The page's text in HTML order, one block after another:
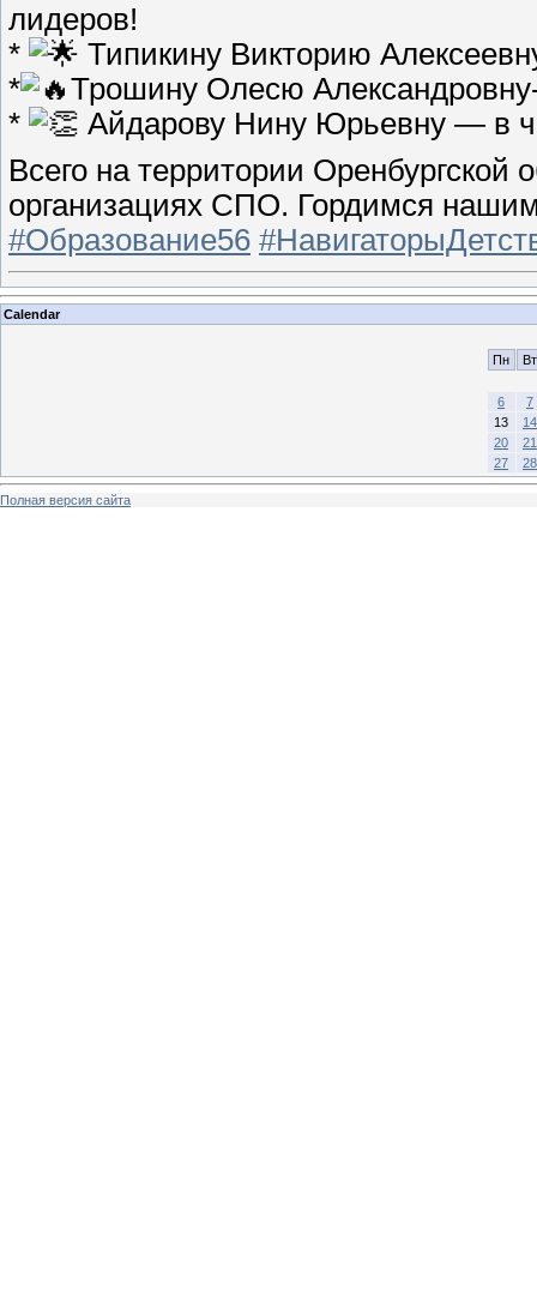
лидеров!
*
Типикину Викторию
*
Трошину Олесю
*
Айдарову Нину Юрьевну — в
Всего на территории Оренбургской
организациях СПО. Гордимся
#Образование56
Calendar
Пн Вт
6
7
13
14
20
21
27
28
Полная версия сайта